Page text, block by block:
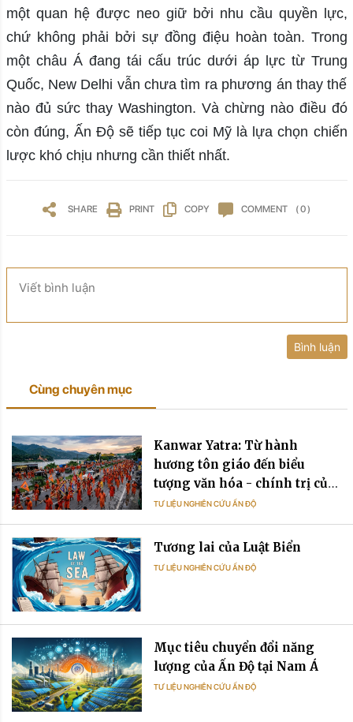
một quan hệ được neo giữ bởi nhu cầu quyền lực,
chứ không phải bởi sự đồng điệu hoàn toàn. Trong
một châu Á đang tái cấu trúc dưới áp lực từ Trung
Quốc, New Delhi vẫn chưa tìm ra phương án thay thế
nào đủ sức thay Washington. Và chừng nào điều đó
còn đúng, Ấn Độ sẽ tiếp tục coi Mỹ là lựa chọn chiến
lược khó chịu nhưng cần thiết nhất.
SHARE PRINT COPY COMMENT ( 0 )
Viết bình luận
Bình luận
Cùng chuyên mục
Kanwar Yatra: Từ hành
hương tôn giáo đến biểu
tượng văn hóa - chính trị của
Ấn Độ đương đại
TƯ LIỆU NGHIÊN CỨU ẤN ĐỘ
Tương lai của Luật Biển
TƯ LIỆU NGHIÊN CỨU ẤN ĐỘ
Mục tiêu chuyển đổi năng
lượng của Ấn Độ tại Nam Á
TƯ LIỆU NGHIÊN CỨU ẤN ĐỘ